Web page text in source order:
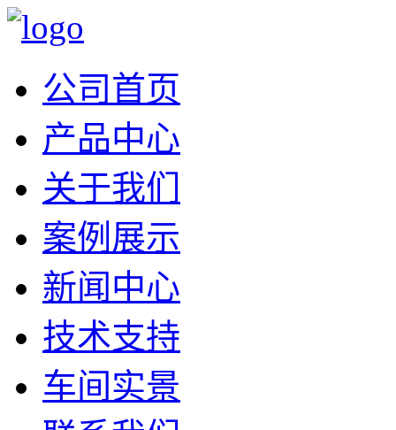
公司首页
产品中心
关于我们
案例展示
新闻中心
技术支持
车间实景